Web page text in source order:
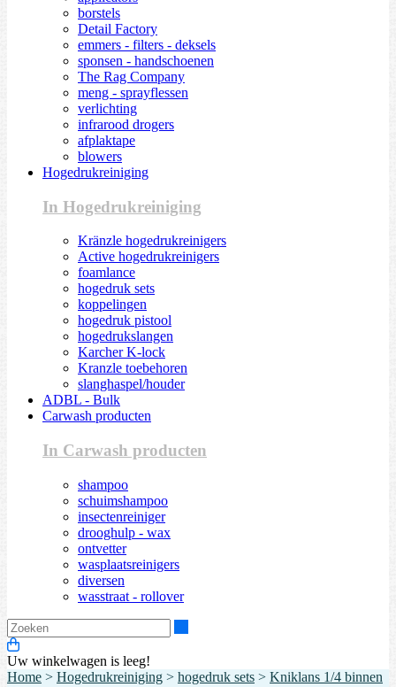
borstels
Detail Factory
emmers - filters - deksels
sponsen - handschoenen
The Rag Company
meng - sprayflessen
verlichting
infrarood drogers
afplaktape
blowers
Hogedrukreiniging
In Hogedrukreiniging
Kränzle hogedrukreinigers
Active hogedrukreinigers
foamlance
hogedruk sets
koppelingen
hogedruk pistool
hogedrukslangen
Karcher K-lock
Kranzle toebehoren
slanghaspel/houder
ADBL - Bulk
Carwash producten
In Carwash producten
shampoo
schuimshampoo
insectenreiniger
drooghulp - wax
ontvetter
wasplaatsreinigers
diversen
wasstraat - rollover
Uw winkelwagen is leeg!
Home > Hogedrukreiniging > hogedruk sets > Kniklans 1/4 binnen